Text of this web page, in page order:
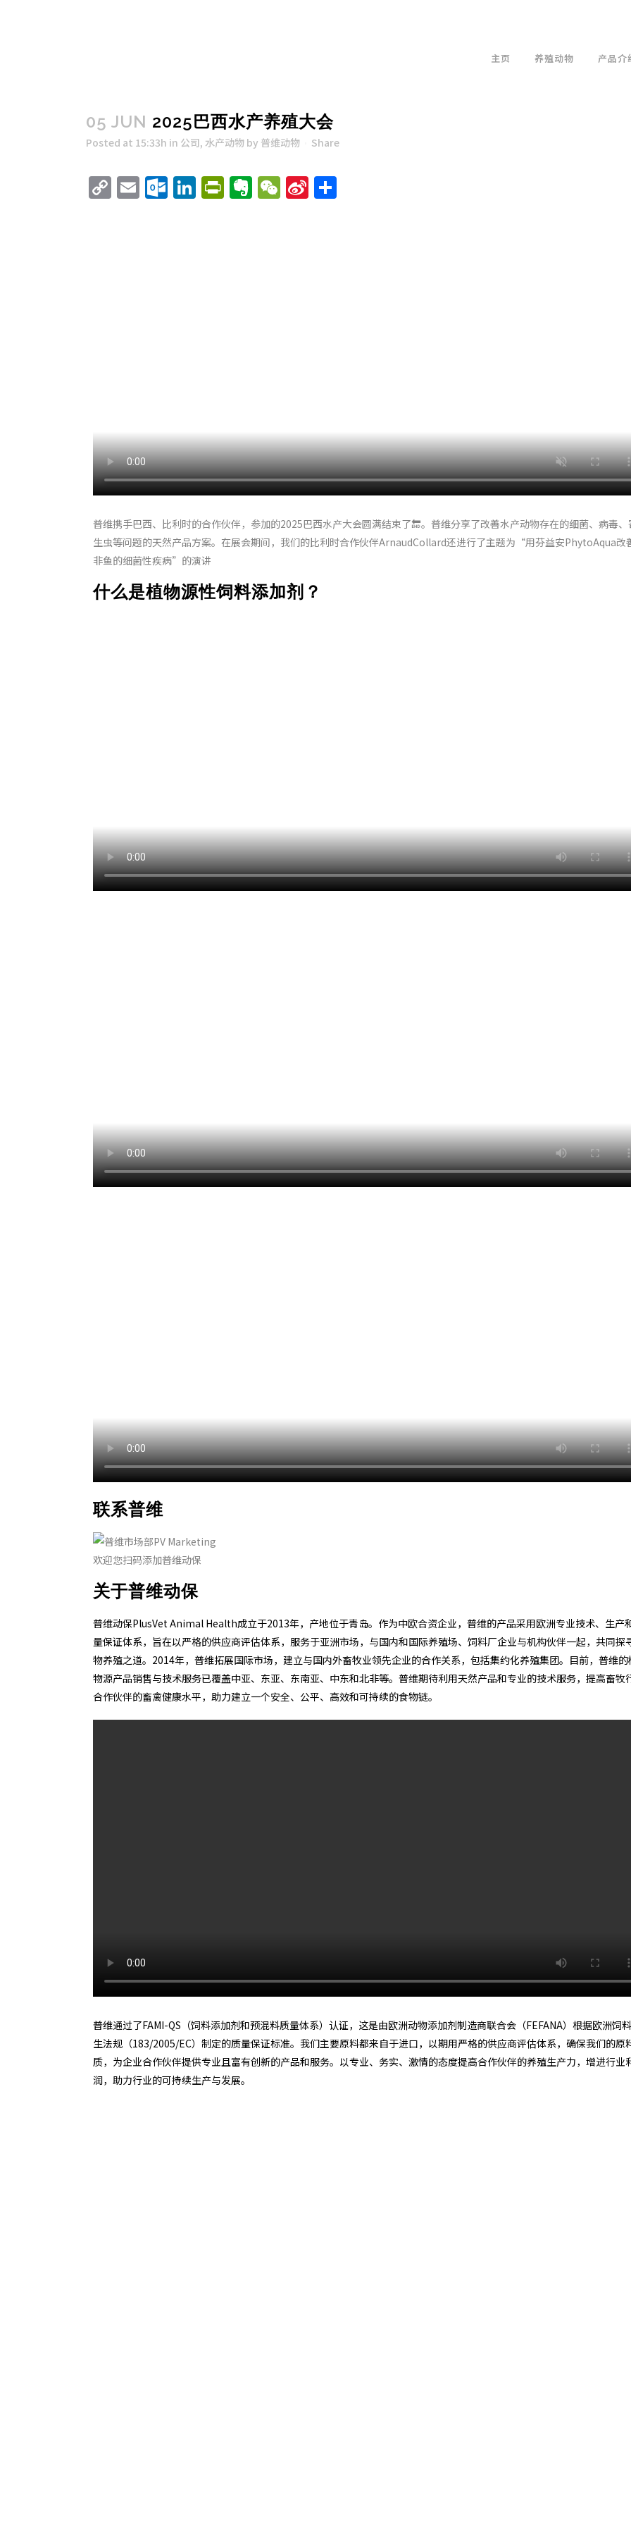
主页 养殖动物 产品介
05 JUN 2025巴西水产养殖大会
Posted at 15:33h in 公司, 水产动物 by 普维动物 Share
CopyEmailOutlook.com
LinkedIn
PrintFriendly
Evernote
WeChat
Sina
普维携手巴西、比利时的合作伙伴，参加的2025巴西水产大会圆满结束了🔚。普维分享了改善水产动物存在的细菌、病毒、
生虫等问题的天然产品方案。在展会期间，我们的比利时合作伙伴ArnaudCollard还进行了主题为“用芬益安PhytoAqua改
非鱼的细菌性疾病”的演讲
什么是植物源性饲料添加剂？
联系普维
欢迎您扫码添加普维动保
关于普维动保
普维动保PlusVet Animal Health成立于2013年，产地位于青岛。作为中欧合资企业，普维的产品采用欧洲专业技术、生产
量保证体系，旨在以严格的供应商评估体系，服务于亚洲市场，与国内和国际养殖场、饲料厂企业与机构伙伴一起，共同探
物养殖之道。2014年，普维拓展国际市场，建立与国内外畜牧业领先企业的合作关系，包括集约化养殖集团。目前，普维的
物源产品销售与技术服务已覆盖中亚、东亚、东南亚、中东和北非等。普维期待利用天然产品和专业的技术服务，提高畜牧
合作伙伴的畜禽健康水平，助力建立一个安全、公平、高效和可持续的食物链。
普维通过了FAMI-QS（饲料添加剂和预混料质量体系）认证，这是由欧洲动物添加剂制造商联合会（FEFANA）根据欧洲饲
生法规（183/2005/EC）制定的质量保证标准。我们主要原料都来自于进口，以期用严格的供应商评估体系，确保我们的原
质，为企业合作伙伴提供专业且富有创新的产品和服务。以专业、务实、激情的态度提高合作伙伴的养殖生产力，增进行业
润，助力行业的可持续生产与发展。